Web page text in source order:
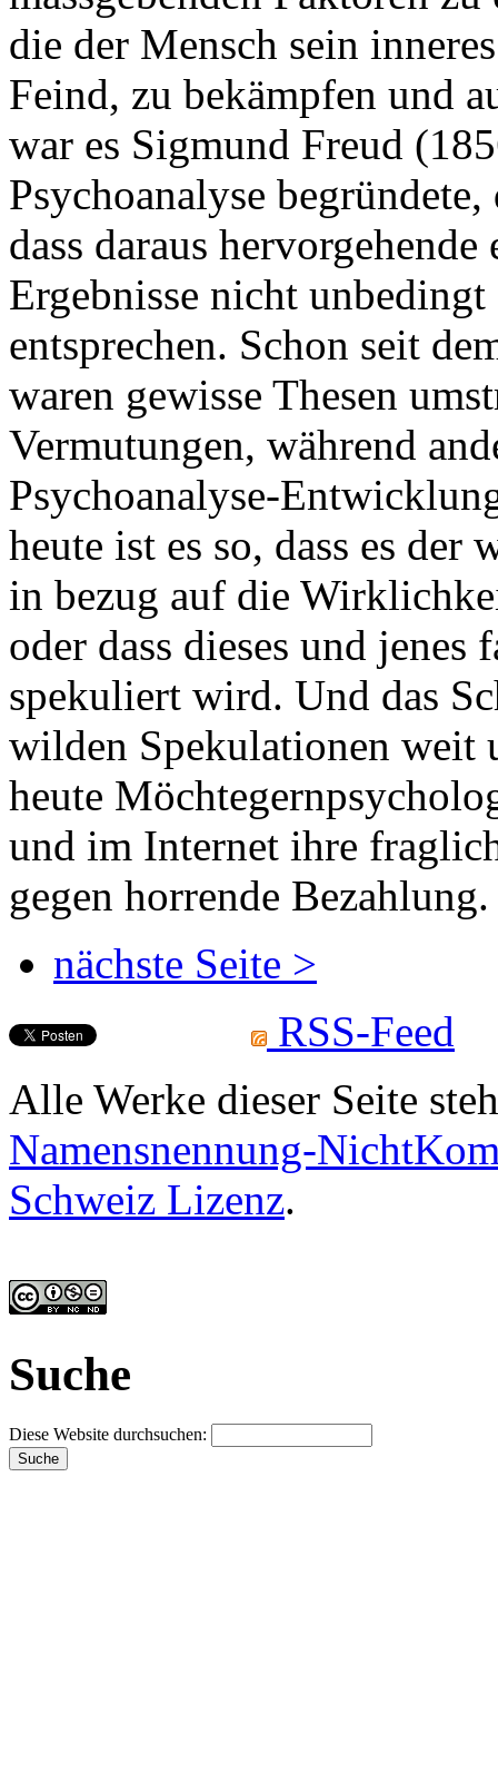
die der Mensch sein
Feind, zu bekämpfen und
war es Sigmund Freud
Psychoanalyse
dass daraus
Ergebnisse nicht
entsprechen. Schon seit
waren gewisse Thesen
Vermutungen, während
Psychoanalyse-
heute ist es so, dass es der
in bezug auf die
oder dass dieses und
spekuliert wird. Und das
wilden Spekulationen weit
heute
und im Internet ihre
gegen horrende Bezahlung.
nächste Seite >
RSS-Feed
Alle Werke dieser Seite
Namensnennung-
Schweiz Lizenz.
Suche
Diese Website durchsuchen: